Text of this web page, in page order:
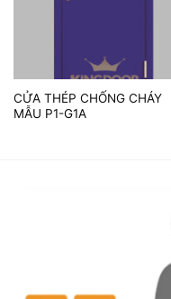
CỬA THÉP CHỐNG CHÁY
MẪU P1-G1A